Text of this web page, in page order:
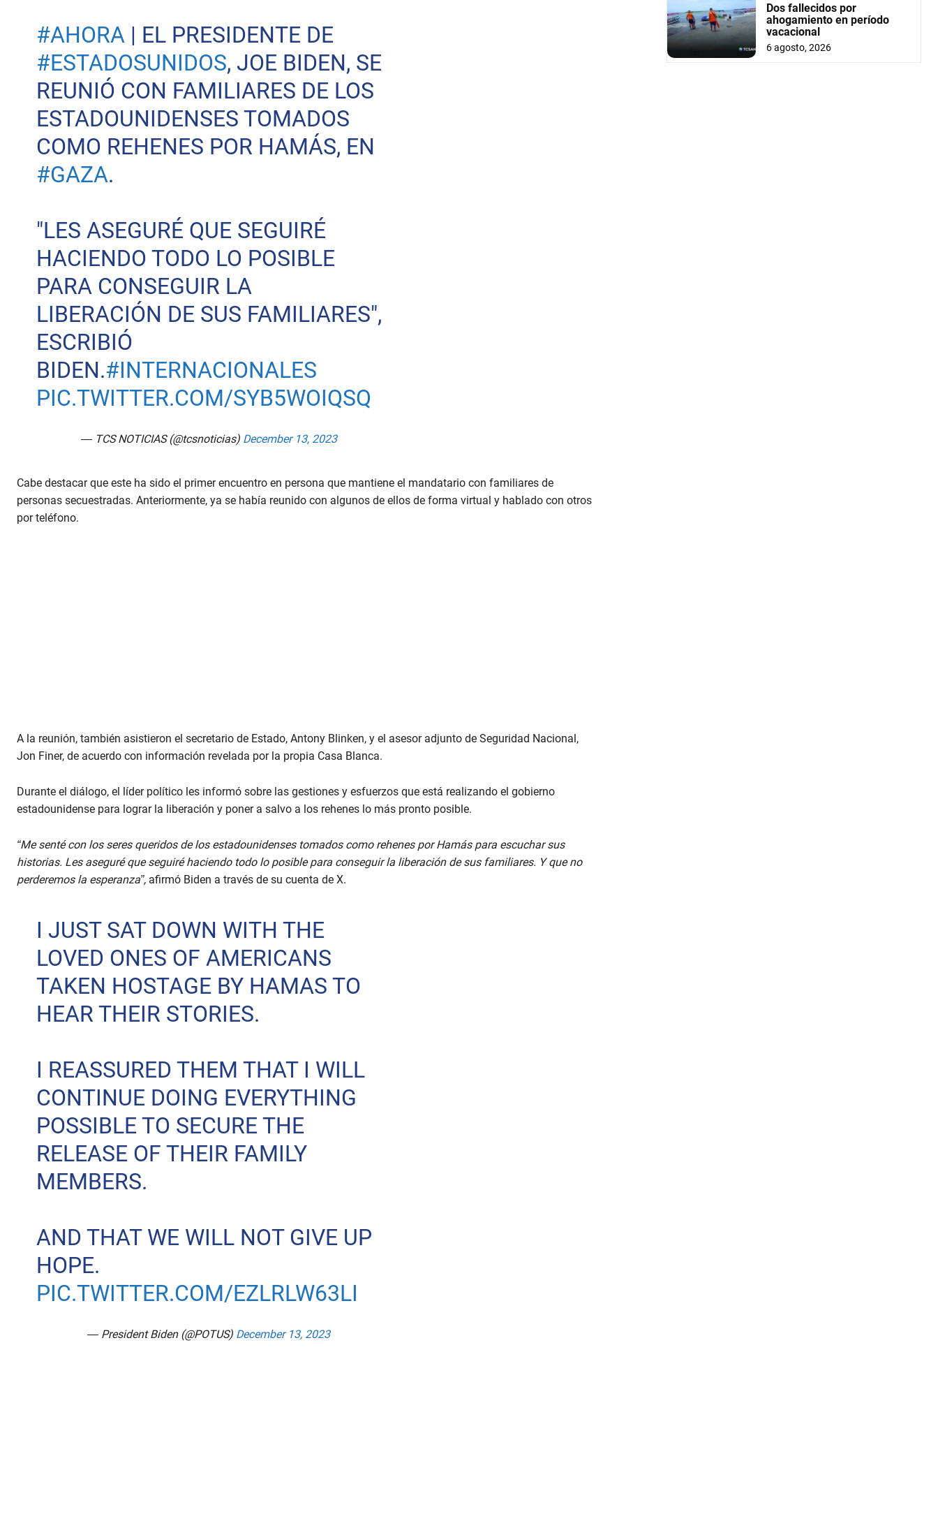
#AHORA| EL PRESIDENTE DE
#ESTADOSUNIDOS, JOE BIDEN, SE
REUNIÓ CON FAMILIARES DE LOS
ESTADOUNIDENSES TOMADOS
COMO REHENES POR HAMÁS, EN
#GAZA.
"LES ASEGURÉ QUE SEGUIRÉ
HACIENDO TODO LO POSIBLE
PARA CONSEGUIR LA
LIBERACIÓN DE SUS FAMILIARES",
ESCRIBIÓ
BIDEN.#INTERNACIONALES
PIC.TWITTER.COM/SYB5WOIQSQ
— TCS NOTICIAS (@tcsnoticias) December 13, 2023
Cabe destacar que este ha sido el primer encuentro en persona que mantiene el mandatario con familiares de
personas secuestradas. Anteriormente, ya se había reunido con algunos de ellos de forma virtual y hablado con otros
por teléfono.
A la reunión, también asistieron el secretario de Estado, Antony Blinken, y el asesor adjunto de Seguridad Nacional,
Jon Finer, de acuerdo con información revelada por la propia Casa Blanca.
Durante el diálogo, el líder político les informó sobre las gestiones y esfuerzos que está realizando el gobierno
estadounidense para lograr la liberación y poner a salvo a los rehenes lo más pronto posible.
“Me senté con los seres queridos de los estadounidenses tomados como rehenes por Hamás para escuchar sus
historias. Les aseguré que seguiré haciendo todo lo posible para conseguir la liberación de sus familiares. Y que no
perderemos la esperanza”, afirmó Biden a través de su cuenta de X.
I JUST SAT DOWN WITH THE
LOVED ONES OF AMERICANS
TAKEN HOSTAGE BY HAMAS TO
HEAR THEIR STORIES.
I REASSURED THEM THAT I WILL
CONTINUE DOING EVERYTHING
POSSIBLE TO SECURE THE
RELEASE OF THEIR FAMILY
MEMBERS.
AND THAT WE WILL NOT GIVE UP
HOPE.
PIC.TWITTER.COM/EZLRLW63LI
— President Biden (@POTUS) December 13, 2023
Dos fallecidos por
ahogamiento en período
vacacional
6 agosto, 2026